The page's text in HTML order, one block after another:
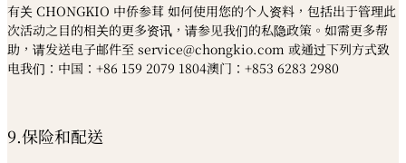
有关 CHONGKIO 中侨参茸 如何使用您的个人资料，包括出于管理此
次活动之目的相关的更多资讯，请参见我们的私隐政策。如需更多帮
助，请发送电子邮件至 service@chongkio.com 或通过下列方式致
电我们：中国：+86 159 2079 1804澳门：+853 6283 2980
9.保险和配送